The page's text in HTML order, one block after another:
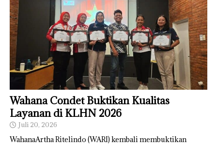
Wahana Condet Buktikan Kualitas
Layanan di KLHN 2026
Juli 20, 2026
WahanaArtha Ritelindo (WARI) kembali membuktikan